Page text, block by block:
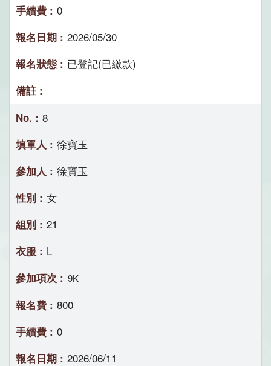
0
2026/05/30
已登記(已繳款)
8
徐寶玉
徐寶玉
女
21
L
9K
800
0
2026/06/11